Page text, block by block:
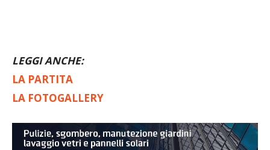
LA PARTITA
LA FOTOGALLERY